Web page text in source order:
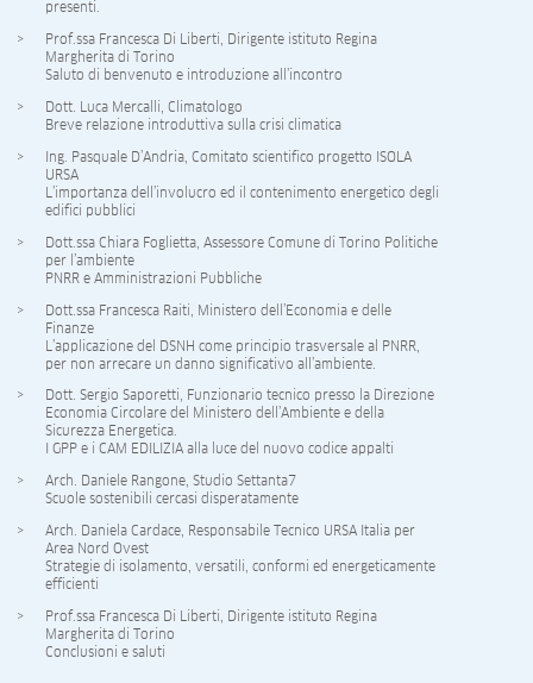
presenti.
Prof.ssa Francesca Di Liberti, Dirigente istituto Regina
Margherita di Torino
Saluto di benvenuto e introduzione all’incontro
Dott. Luca Mercalli, Climatologo
Breve relazione introduttiva sulla crisi climatica
Ing. Pasquale D’Andria, Comitato scientifico progetto ISOLA
URSA
L’importanza dell’involucro ed il contenimento energetico degli
edifici pubblici
Dott.ssa Chiara Foglietta, Assessore Comune di Torino Politiche
per l’ambiente
PNRR e Amministrazioni Pubbliche
Dott.ssa Francesca Raiti, Ministero dell’Economia e delle
Finanze
L’applicazione del DSNH come principio trasversale al PNRR,
per non arrecare un danno significativo all’ambiente.
Dott. Sergio Saporetti, Funzionario tecnico presso la Direzione
Economia Circolare del Ministero dell’Ambiente e della
Sicurezza Energetica.
I GPP e i CAM EDILIZIA alla luce del nuovo codice appalti
Arch. Daniele Rangone, Studio Settanta7
Scuole sostenibili cercasi disperatamente
Arch. Daniela Cardace, Responsabile Tecnico URSA Italia per
Area Nord Ovest
Strategie di isolamento, versatili, conformi ed energeticamente
efficienti
Prof.ssa Francesca Di Liberti, Dirigente istituto Regina
Margherita di Torino
Conclusioni e saluti